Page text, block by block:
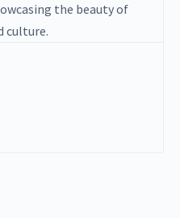
the beauty of
culture.